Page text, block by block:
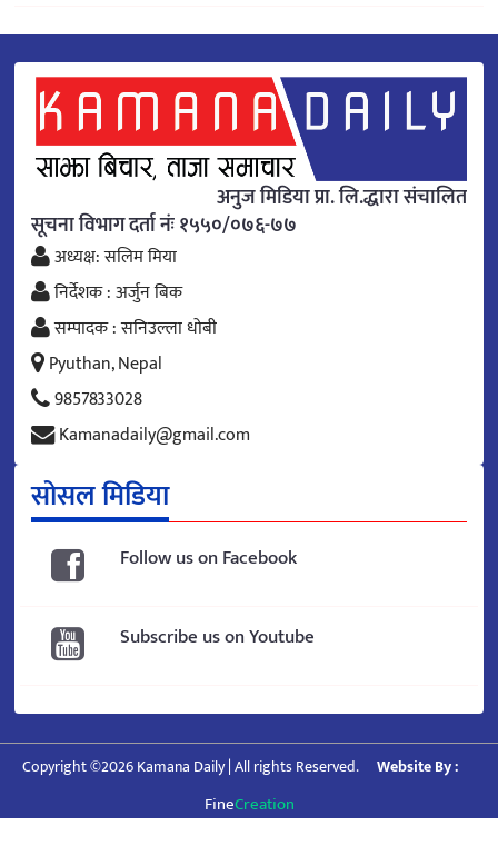
अनुज मिडिया प्रा. लि.द्धारा संचालित
सूचना विभाग दर्ता नंः १५५०/०७६-७७
अध्यक्ष: सलिम मिया
निर्देशक : अर्जुन बिक
सम्पादक : सनिउल्ला धोबी
Pyuthan, Nepal
9857833028
Kamanadaily@gmail.com
सोसल मिडिया
Follow us on Facebook
Subscribe us on Youtube
Copyright ©2026 Kamana Daily | All rights Reserved. Website By :
FineCreation